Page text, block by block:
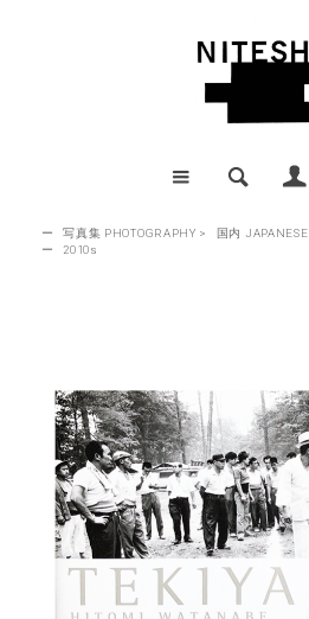
ー 写真集 PHOTOGRAPHY >
国内 JAPANESE
ー
2010s